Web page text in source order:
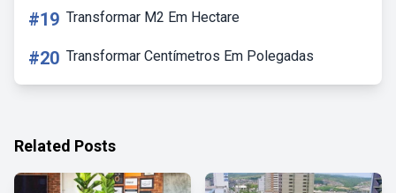
#19 Transformar M2 Em Hectare
#20 Transformar Centímetros Em Polegadas
Related Posts